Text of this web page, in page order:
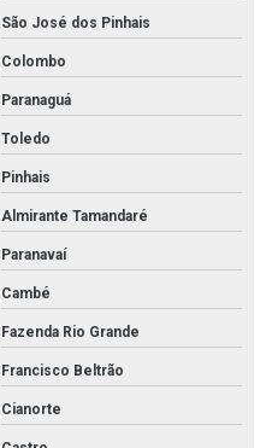
São José dos Pinhais
Colombo
Paranaguá
Toledo
Pinhais
Almirante Tamandaré
Paranavaí
Cambé
Fazenda Rio Grande
Francisco Beltrão
Cianorte